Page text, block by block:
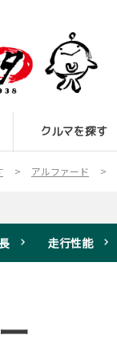
クルマを探す
アルファード
走行性能